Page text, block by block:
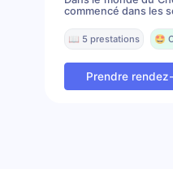
commencé dans les
📖 5 prestations 🤩
Prendre